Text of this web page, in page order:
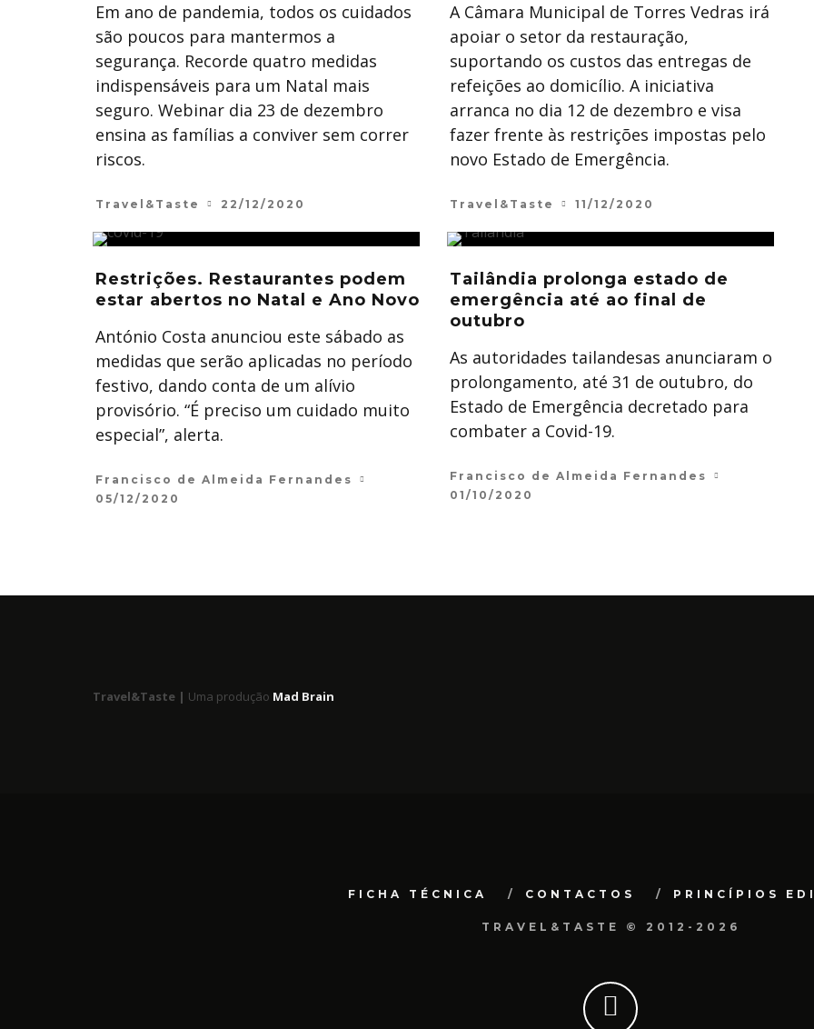
Em ano de pandemia, todos os cuidados
são poucos para mantermos a
segurança. Recorde quatro medidas
indispensáveis para um Natal mais
seguro. Webinar dia 23 de dezembro
ensina as famílias a conviver sem correr
riscos.
Travel&Taste 22/12/2020
A Câmara Municipal de Torres Vedras irá
apoiar o setor da restauração,
suportando os custos das entregas de
refeições ao domicílio. A iniciativa
arranca no dia 12 de dezembro e visa
fazer frente às restrições impostas pelo
novo Estado de Emergência.
Travel&Taste 11/12/2020
Restrições. Restaurantes podem
estar abertos no Natal e Ano Novo
António Costa anunciou este sábado as
medidas que serão aplicadas no período
festivo, dando conta de um alívio
provisório. “É preciso um cuidado muito
especial”, alerta.
Francisco de Almeida Fernandes
05/12/2020
Tailândia prolonga estado de
emergência até ao final de
outubro
As autoridades tailandesas anunciaram o
prolongamento, até 31 de outubro, do
Estado de Emergência decretado para
combater a Covid-19.
Francisco de Almeida Fernandes
01/10/2020
Travel&Taste | Uma produção Mad Brain
FICHA TÉCNICA CONTACTOS PRINCÍPIOS
TRAVEL&TASTE © 2012-2026